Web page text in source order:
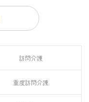
訪問介護
重度訪問介護